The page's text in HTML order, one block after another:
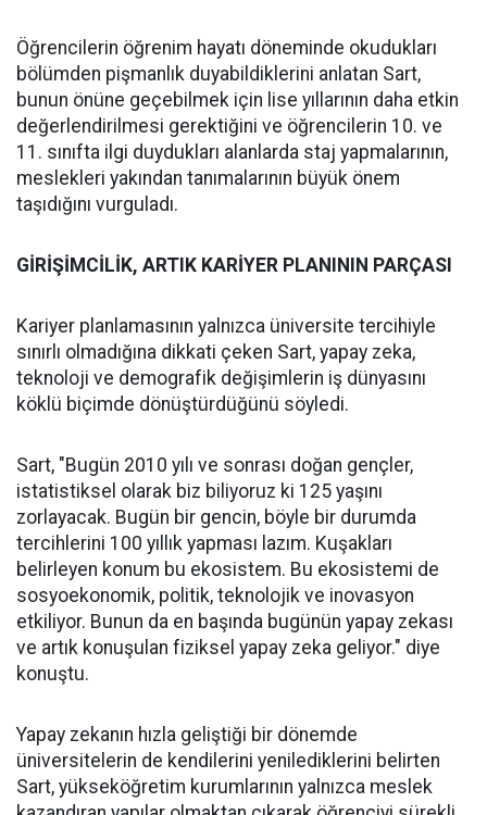
Öğrencilerin öğrenim hayatı döneminde okudukları
bölümden pişmanlık duyabildiklerini anlatan Sart,
bunun önüne geçebilmek için lise yıllarının daha etkin
değerlendirilmesi gerektiğini ve öğrencilerin 10. ve
11. sınıfta ilgi duydukları alanlarda staj yapmalarının,
meslekleri yakından tanımalarının büyük önem
taşıdığını vurguladı.
GİRİŞİMCİLİK, ARTIK KARİYER PLANININ PARÇASI
Kariyer planlamasının yalnızca üniversite tercihiyle
sınırlı olmadığına dikkati çeken Sart, yapay zeka,
teknoloji ve demografik değişimlerin iş dünyasını
köklü biçimde dönüştürdüğünü söyledi.
Sart, "Bugün 2010 yılı ve sonrası doğan gençler,
istatistiksel olarak biz biliyoruz ki 125 yaşını
zorlayacak. Bugün bir gencin, böyle bir durumda
tercihlerini 100 yıllık yapması lazım. Kuşakları
belirleyen konum bu ekosistem. Bu ekosistemi de
sosyoekonomik, politik, teknolojik ve inovasyon
etkiliyor. Bunun da en başında bugünün yapay zekası
ve artık konuşulan fiziksel yapay zeka geliyor." diye
konuştu.
Yapay zekanın hızla geliştiği bir dönemde
üniversitelerin de kendilerini yenilediklerini belirten
Sart, yükseköğretim kurumlarının yalnızca meslek